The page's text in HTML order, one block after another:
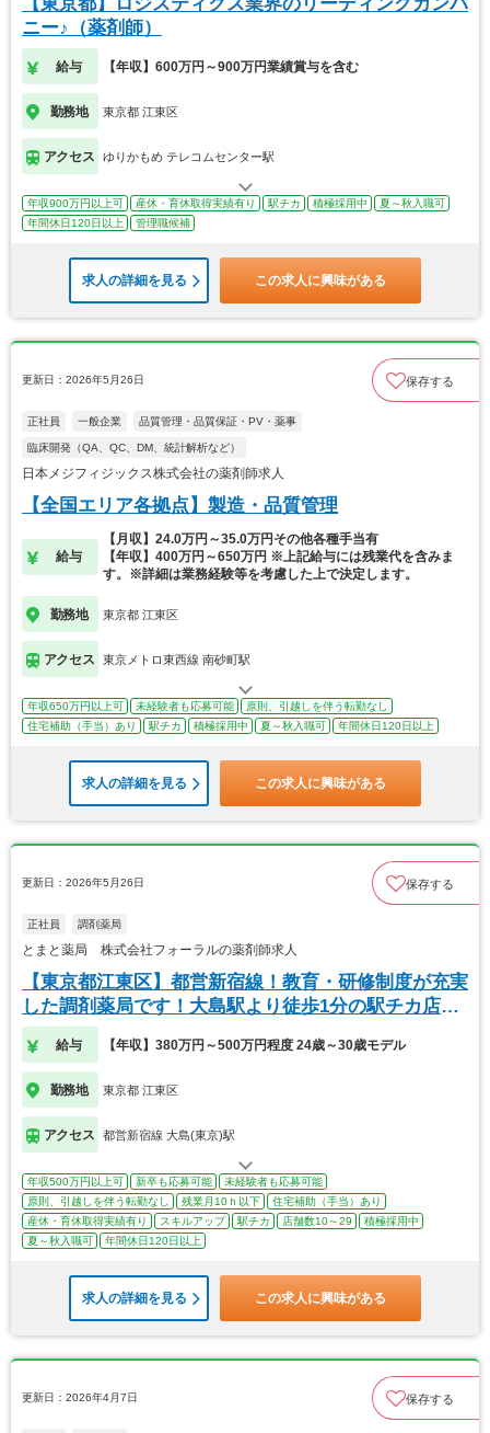
【東京都】ロジスティクス業界のリーディングカンパ
ニー♪（薬剤師）
給与 【年収】600万円～900万円業績賞与を含む
勤務地 東京都 江東区
アクセス ゆりかもめ テレコムセンター駅
年収900万円以上可 産休・育休取得実績有り 駅チカ 積極採用中
夏～秋入職可
年間休日120日以上
管理職候補
求人の詳細を見る この求人に興味がある
更新日：2026年5月26日 保存する
正社員 一般企業 品質管理・品質保証・PV・薬事
臨床開発（QA、QC、DM、統計解析など）
日本メジフィジックス株式会社の薬剤師求人
【全国エリア各拠点】製造・品質管理
給与
【月収】24.0万円～35.0万円その他各種手当有
【年収】400万円～650万円 ※上記給与には残業代を含みま
す。※詳細は業務経験等を考慮した上で決定します。
勤務地 東京都 江東区
アクセス 東京メトロ東西線 南砂町駅
年収650万円以上可 未経験者も応募可能
原則、引越しを伴う転勤なし
住宅補助（手当）あり
駅チカ 積極採用中 夏～秋入職可 年間休日120日以上
求人の詳細を見る この求人に興味がある
更新日：2026年5月26日 保存する
正社員 調剤薬局
とまと薬局 株式会社フォーラルの薬剤師求人
【東京都江東区】都営新宿線！教育・研修制度が充実
した調剤薬局です！大島駅より徒歩1分の駅チカ店舗
◎
給与 【年収】380万円～500万円程度 24歳～30歳モデル
勤務地 東京都 江東区
アクセス 都営新宿線 大島(東京)駅
年収500万円以上可 新卒も応募可能
未経験者も応募可能
原則、引越しを伴う転勤なし
残業月10ｈ以下
住宅補助（手当）あり
産休・育休取得実績有り
スキルアップ 駅チカ 店舗数10～29
積極採用中
夏～秋入職可
年間休日120日以上
求人の詳細を見る この求人に興味がある
更新日：2026年4月7日 保存する